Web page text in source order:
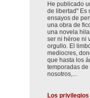
He publicado
de libertad" Es
ensayos de
una obra de
una novela
ser ni héroe ni
orgullo. El
mediocres,
que hasta los
temporadas
nosotros,...
Los